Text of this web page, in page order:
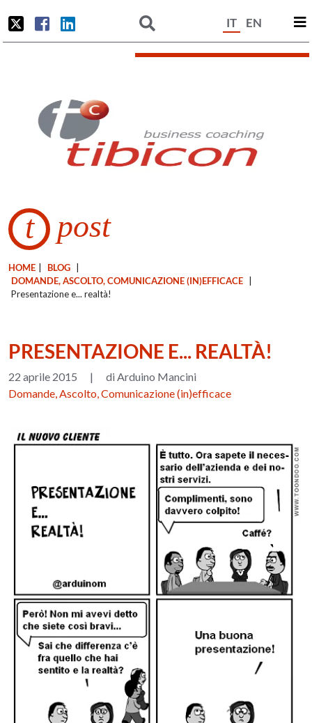
IT EN
t post
HOME BLOG
DOMANDE, ASCOLTO, COMUNICAZIONE (IN)EFFICACE
Presentazione e... realtà!
PRESENTAZIONE E... REALTÀ!
22 aprile 2015 |
di Arduino Mancini
Domande, Ascolto, Comunicazione (in)efficace